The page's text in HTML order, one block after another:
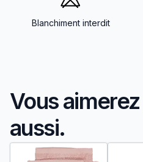
Blanchiment interdit
Vous
aussi.